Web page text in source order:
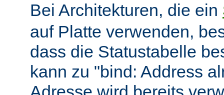
Bei Architekturen, die ein
auf Platte verwenden,
dass die Statustabelle
kann zu "bind: Address